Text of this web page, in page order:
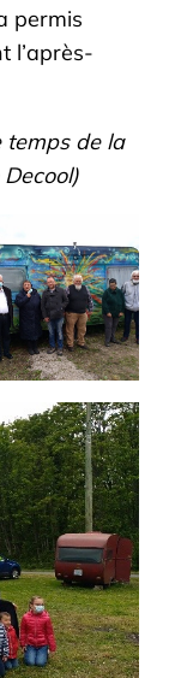
permis
l’après-
temps de la